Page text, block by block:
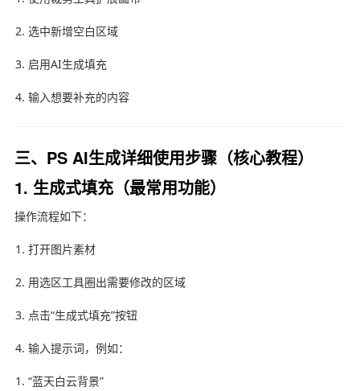
选中新增空白区域
启用AI生成填充
输入想要补充的内容
三、PS AI生成详细使用步骤（核心教程）
1. 生成式填充（最常用功能）
操作流程如下：
打开图片素材
用选区工具圈出需要修改的区域
点击“生成式填充”按钮
输入提示词，例如：
“蓝天白云背景”